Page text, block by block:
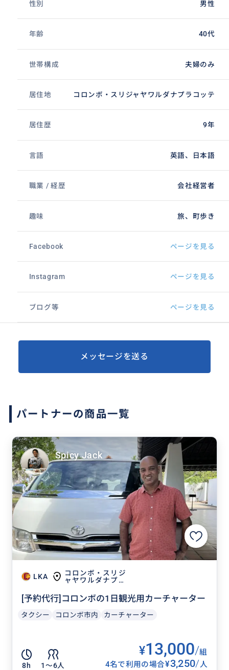
性別 男性
年齢 40代
世帯構成 夫婦のみ
居住地 コロンボ・スリジャヤワルダナプラコッテ
居住歴 9年
言語 英語、日本語
職業 / 経歴 会社経営者
趣味 旅、町歩き
Facebook ページを見る
Instagram ページを見る
ブログ等 ページを見る
メッセージを送る
パートナーの商品一覧
LKA
コロンボ・スリジ
ャヤワルダナプラ
[予約代行]コロンボの1日観光用カーチャーター
タクシー コロンボ市内 カーチャーター
8h 1〜6人
¥13,000/組
4名で利用の場合¥3,250/人
Spicy Jack